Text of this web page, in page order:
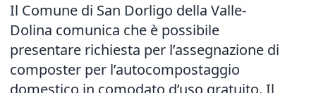
Il Comune di San Dorligo della Valle-
Dolina comunica che è possibile
presentare richiesta per l’assegnazione di
composter per l’autocompostaggio
domestico in comodato d’uso gratuito. Il